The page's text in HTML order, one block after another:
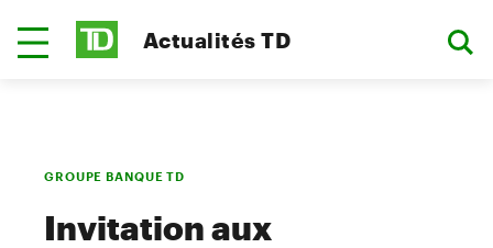
Actualités TD
GROUPE BANQUE TD
Invitation aux